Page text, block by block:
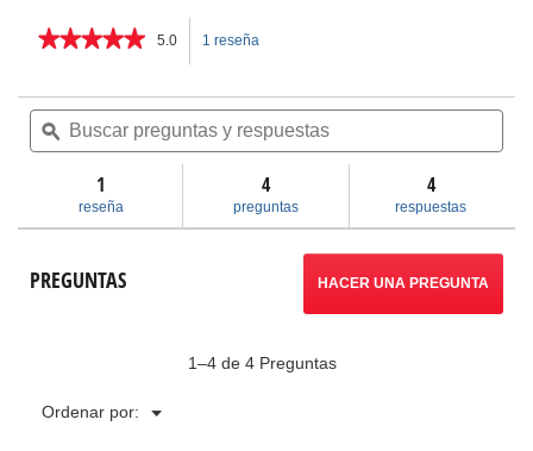
★★★★★
★★★★★
5
Leer
de
de
ajuste
transversal
5.0 1 reseña
le
llevará
a
Buscar
preguntas
y
respuestas
ϙ
1
reseña
4
preguntas
4
respuestas
PREGUNTAS HACER UNA PREGUNTA
1–4 de 4 Preguntas
Ordenar por: ▼
Menú